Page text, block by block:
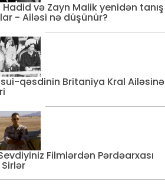
Hadid və Zayn Malik yenidən tanış
- Ailəsi nə düşünür?
sui-qəsdinin Britaniya Kral Ailəsinə
Filmlərdən Pərdəarxası